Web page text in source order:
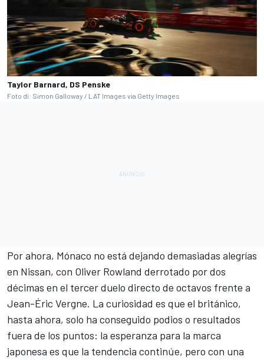
Taylor Barnard, DS Penske
Foto di: Simon Galloway / LAT Images via Getty Images
Por ahora, Mónaco no está dejando demasiadas alegrías
en Nissan, con Oliver Rowland derrotado por dos
décimas en el tercer duelo directo de octavos frente a
Jean-Éric Vergne. La curiosidad es que el británico,
hasta ahora, solo ha conseguido podios o resultados
fuera de los puntos: la esperanza para la marca
japonesa es que la tendencia continúe, pero con una